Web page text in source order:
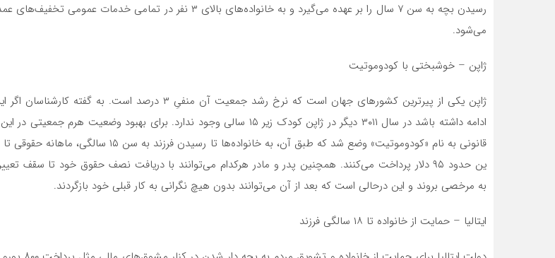
رسیدن بچه به سن ۷ سال را بر عهده می‌گیرد و به خانواده‌های بالای ۳ نفر در تمامی خدمات عمومی
می‌شود.
ژاپن – خوشبختی با کودوموتیت
ژاپن یکی از پیرترین کشور‌های جهان است که نرخ رشد جمعیت آن منفیِ ۳ درصد است. به گفته
ادامه داشته باشد در سال ۳۰۱۱ دیگر در ژاپن کودک زیر ۱۵ سالی وجود ندارد. برای بهبود وضعیت هرم
ین حدود ۹۵ دلار پرداخت می‌کنند. همچنین پدر و مادر هرکدام می‌توانند با دریافت نصف حقوق خود تا سقف
به مرخصی بروند و این درحالی است که بعد از آن می‌توانند بدون هیچ نگرانی به کار قبلی خود بازگردند.
ایتالیا – حمایت از خانواده تا ۱۸ سالگی فرزند